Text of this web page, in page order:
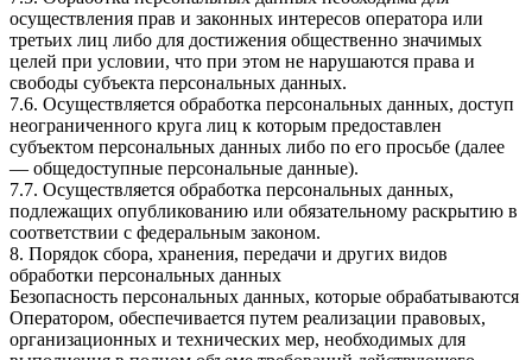
осуществления прав и законных интересов оператора или
третьих лиц либо для достижения общественно значимых
целей при условии, что при этом не нарушаются права и
свободы субъекта персональных данных.
7.6. Осуществляется обработка персональных данных, доступ
неограниченного круга лиц к которым предоставлен
субъектом персональных данных либо по его просьбе (далее
— общедоступные персональные данные).
7.7. Осуществляется обработка персональных данных,
подлежащих опубликованию или обязательному раскрытию в
соответствии с федеральным законом.
8. Порядок сбора, хранения, передачи и других видов
обработки персональных данных
Безопасность персональных данных, которые обрабатываются
Оператором, обеспечивается путем реализации правовых,
организационных и технических мер, необходимых для